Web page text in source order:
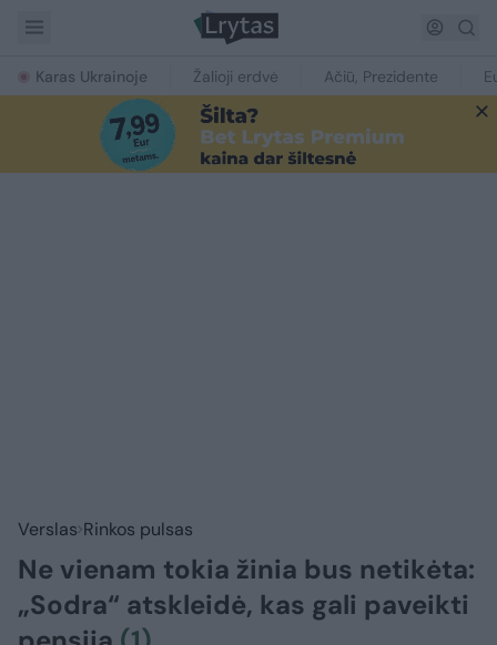
Karas Ukrainoje Žalioji erdvė Ačiū, Prezidente
Verslas Rinkos pulsas
Ne vienam tokia žinia bus netikėta:
„Sodra“ atskleidė, kas gali paveikti